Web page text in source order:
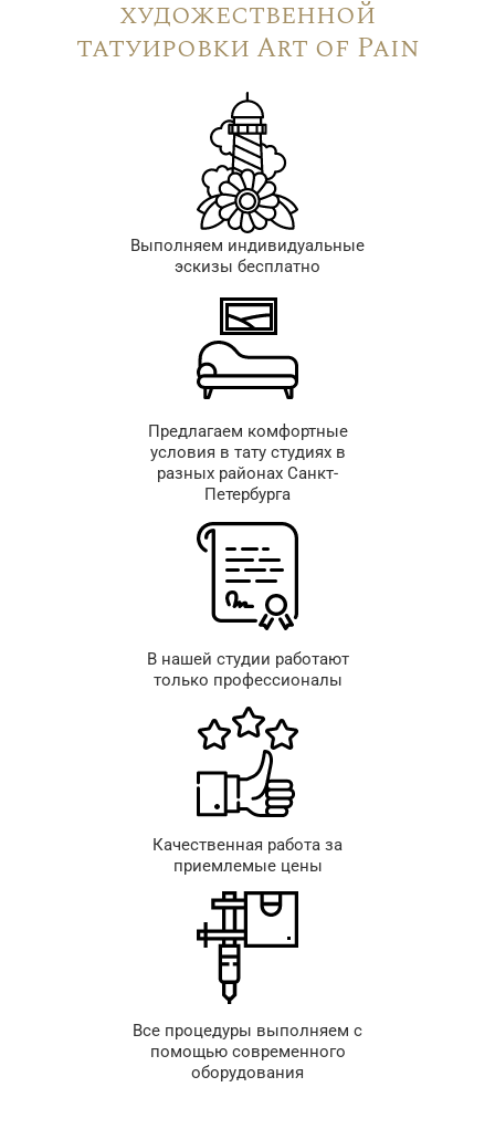
художественной
татуировки Art of Pain
Выполняем индивидуальные
эскизы бесплатно
Предлагаем комфортные
условия в тату студиях в
разных районах Санкт-
Петербурга
В нашей студии работают
только профессионалы
Качественная работа за
приемлемые цены
Все процедуры выполняем с
помощью современного
оборудования